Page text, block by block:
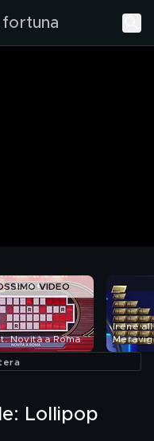
fortuna
Novità a Roma
VIDEO
Irene
Lollipop